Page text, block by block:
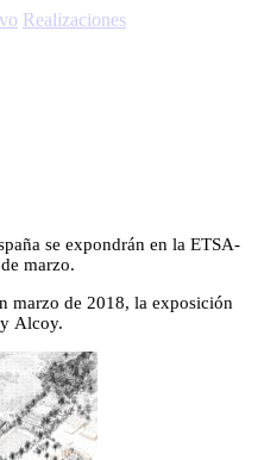
Realizaciones
se expondrán en la ETSA-
marzo.
marzo de 2018, la exposición
Alcoy.